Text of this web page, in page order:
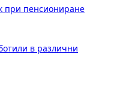
при пенсиониране
в различни